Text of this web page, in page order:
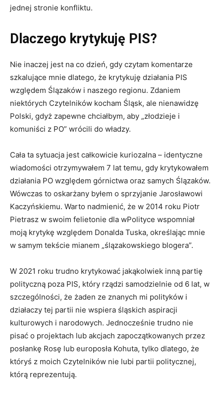
jednej stronie konfliktu.
Dlaczego krytykuję PIS?
Nie inaczej jest na co dzień, gdy czytam komentarze
szkalujące mnie dlatego, że krytykuję działania PIS
względem Ślązaków i naszego regionu. Zdaniem
niektórych Czytelników kocham Śląsk, ale nienawidzę
Polski, gdyż zapewne chciałbym, aby „złodzieje i
komuniści z PO” wrócili do władzy.
Cała ta sytuacja jest całkowicie kuriozalna – identyczne
wiadomości otrzymywałem 7 lat temu, gdy krytykowałem
działania PO względem górnictwa oraz samych Ślązaków.
Wówczas to oskarżany byłem o sprzyjanie Jarosławowi
Kaczyńskiemu. Warto nadmienić, że w 2014 roku Piotr
Pietrasz w swoim felietonie dla wPolityce wspomniał
moją krytykę względem Donalda Tuska, określając mnie
w samym tekście mianem „ślązakowskiego blogera”.
W 2021 roku trudno krytykować jakąkolwiek inną partię
polityczną poza PIS, który rządzi samodzielnie od 6 lat, w
szczególności, że żaden ze znanych mi polityków i
działaczy tej partii nie wspiera śląskich aspiracji
kulturowych i narodowych. Jednocześnie trudno nie
pisać o projektach lub akcjach zapoczątkowanych przez
posłankę Rosę lub europosła Kohuta, tylko dlatego, że
któryś z moich Czytelników nie lubi partii politycznej,
którą reprezentują.